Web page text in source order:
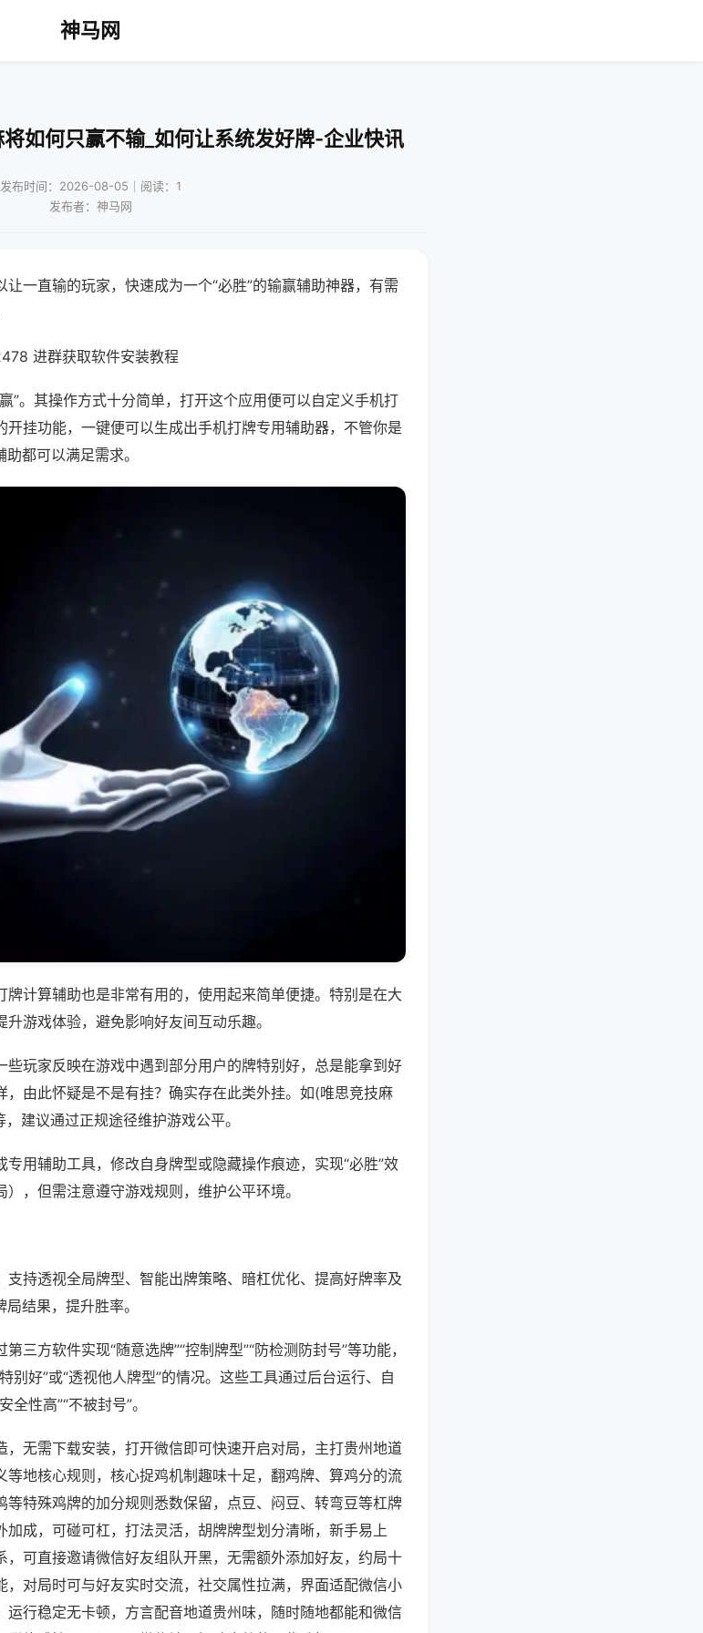
神马网
如何只赢不输_如何让系统发好牌-企业快讯
发布时间：2026-08-05｜阅读：1
发布者：神马网
一直输的玩家，快速成为一个“必胜”的输赢辅助神器，有需
进群获取软件安装教程
”。其操作方式十分简单，打开这个应用便可以自定义手机打
挂功能，一键便可以生成出手机打牌专用辅助器，不管你是
都可以满足需求。
计算辅助也是非常有用的，使用起来简单便捷。特别是在大
游戏体验，避免影响好友间互动乐趣。
玩家反映在游戏中遇到部分用户的牌特别好，总是能拿到好
，由此怀疑是不是有挂？确实存在此类外挂。如(唯思竞技麻
建议通过正规途径维护游戏公平。
用辅助工具，修改自身牌型或隐藏操作痕迹，实现“必胜”效
，但需注意遵守游戏规则，维护公平环境。
持透视全局牌型、智能出牌策略、暗杠优化、提高好牌率及
结果，提升胜率。
三方软件实现“随意选牌”“控制牌型”“防检测防封号”等功能，
别好”或“透视他人牌型”的情况。这些工具通过后台运行、自
性高”“不被封号”。
无需下载安装，打开微信即可快速开启对局，主打贵州地道
地核心规则，核心捉鸡机制趣味十足，翻鸡牌、算鸡分的流
特殊鸡牌的加分规则悉数保留，点豆、闷豆、转弯豆等杠牌
成，可碰可杠，打法灵活，胡牌牌型划分清晰，新手易上
可直接邀请微信好友组队开黑，无需额外添加好友，约局十
，对局时可与好友实时交流，社交属性拉满，界面适配微信小
行稳定无卡顿，方言配音地道贵州味，随时随地都能和微信